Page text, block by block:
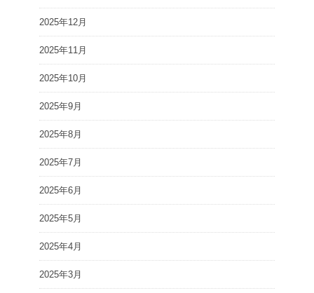
2025年12月
2025年11月
2025年10月
2025年9月
2025年8月
2025年7月
2025年6月
2025年5月
2025年4月
2025年3月